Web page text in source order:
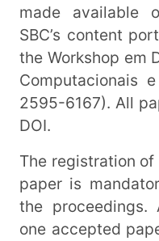
made available
SBC’s content
the Workshop em
Computacionais
2595-6167). All
DOI.
The registration
paper is
the proceedings.
one accepted